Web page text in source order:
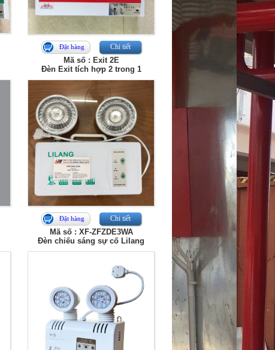
Đặt hàng Chi tiết
Mã số : Exit 2E
Đèn Exit tích hợp 2 trong 1
Đặt hàng Chi tiết
Mã số : XF-ZFZDE3WA
Đèn chiếu sáng sự cố Lilang